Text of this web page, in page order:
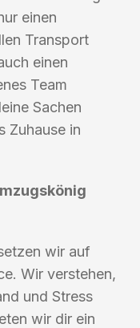
einen
Transport
einen
Team
Sachen
Zuhause in
wir auf
Wir verstehen,
und Stress
wir dir ein